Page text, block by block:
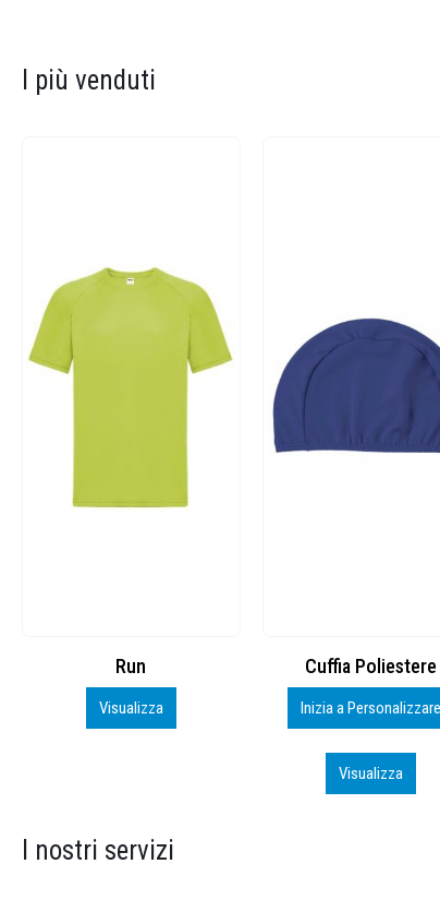
I più venduti
Cuffia Poliestere
Inizia a Personalizzare
BS600 – 5139960
Personalizza
Visualizza
I nostri servizi